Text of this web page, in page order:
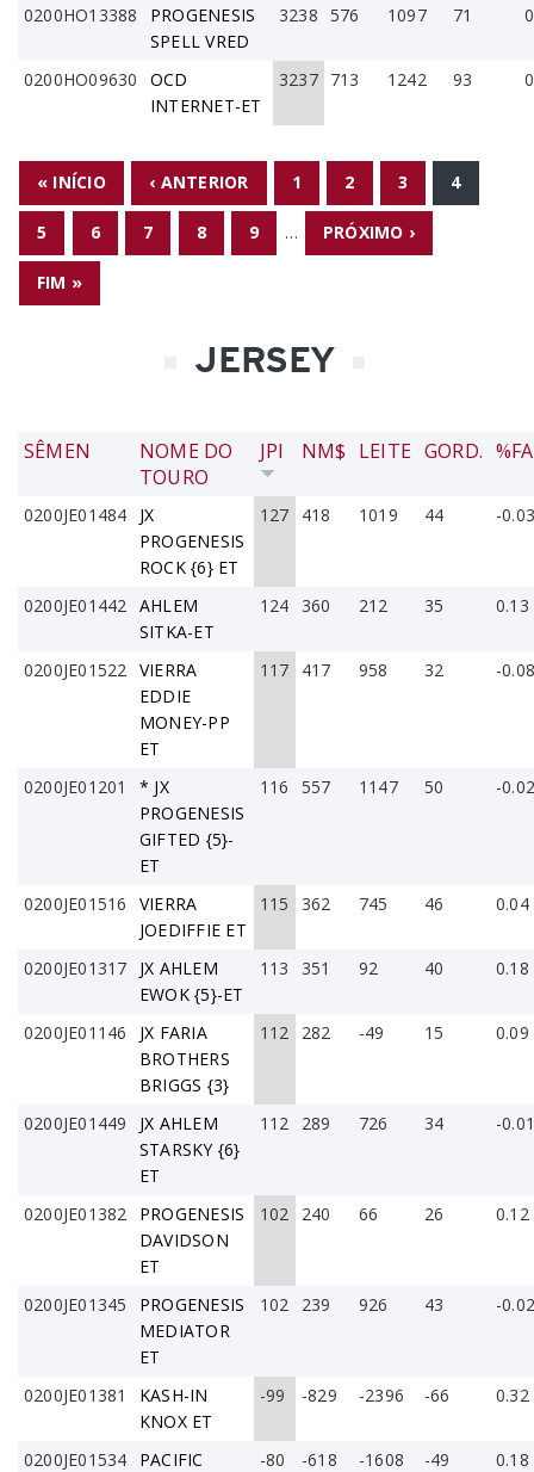
0200HO13388
PROGENESIS
SPELL VRED
3238 576 1097 71
0200HO09630
OCD
INTERNET-ET
3237 713 1242 93
« INÍCIO ‹ ANTERIOR 1 2 3 4
5 6 7 8 9 … PRÓXIMO ›
FIM »
JERSEY
SÊMEN
NOME DO
TOURO
JPI NM$ LEITE GORD.
0200JE01484
JX
PROGENESIS
ROCK {6} ET
127 418 1019 44 -
0200JE01442
AHLEM
SITKA-ET
124 360 212 35 0.13
0200JE01522
VIERRA
EDDIE
MONEY-PP
ET
117 417 958 32 -
0200JE01201
* JX
PROGENESIS
GIFTED {5}-
ET
116 557 1147 50 -
0200JE01516
VIERRA
JOEDIFFIE ET
115 362 745 46 0.04
0200JE01317
JX AHLEM
EWOK {5}-ET
113 351 92 40 0.18
0200JE01146
JX FARIA
BROTHERS
BRIGGS {3}
112 282 -49 15 0.09
0200JE01449
JX AHLEM
STARSKY {6}
ET
112 289 726 34 -
0200JE01382
PROGENESIS
DAVIDSON
ET
102 240 66 26 0.12
0200JE01345
PROGENESIS
MEDIATOR
ET
102 239 926 43 -
0200JE01381
KASH-IN
KNOX ET
-99 -829 -2396 -66 0.32
0200JE01534
PACIFIC
-80 -618 -1608 -49 0.18